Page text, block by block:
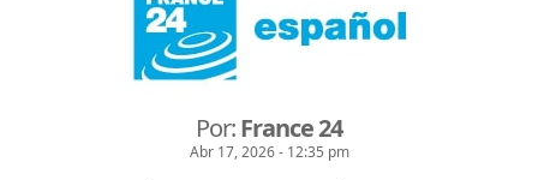
Por:France 24
Abr 17, 2026 - 12:35 pm